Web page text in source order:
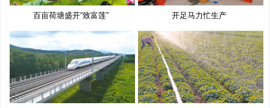
百亩荷塘盛开“致富莲” 开足马力忙生产